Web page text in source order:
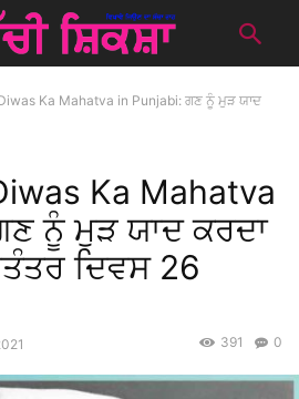
Ka Mahatva in Punjabi: ਗਣ ਨੂੰ ਮੁੜ ਯਾਦ
Ka Mahatva
ਨੂੰ ਮੁੜ ਯਾਦ ਕਰਦਾ
ਦਿਵਸ 26
0
391